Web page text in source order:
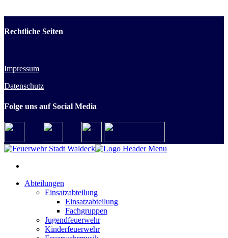
Rechtliche Seiten
Impressum
Datenschutz
Folge uns auf Social Media
Abteilungen
Einsatzabteilung
Einsatzabteilung
Fachgruppen
Jugendfeuerwehr
Kinderfeuerwehr